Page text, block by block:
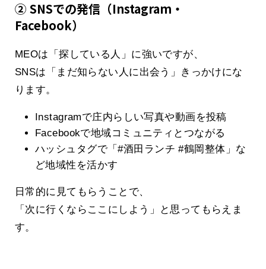
② SNSでの発信（Instagram・
Facebook）
MEOは「探している人」に強いですが、
SNSは「まだ知らない人に出会う」きっかけにな
ります。
Instagramで庄内らしい写真や動画を投稿
Facebookで地域コミュニティとつながる
ハッシュタグで「#酒田ランチ #鶴岡整体」な
ど地域性を活かす
日常的に見てもらうことで、
「次に行くならここにしよう」と思ってもらえま
す。